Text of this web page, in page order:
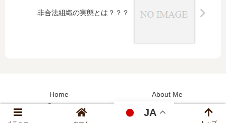
非合法組織の実態とは？？？
Home
About Me
Contact
JA